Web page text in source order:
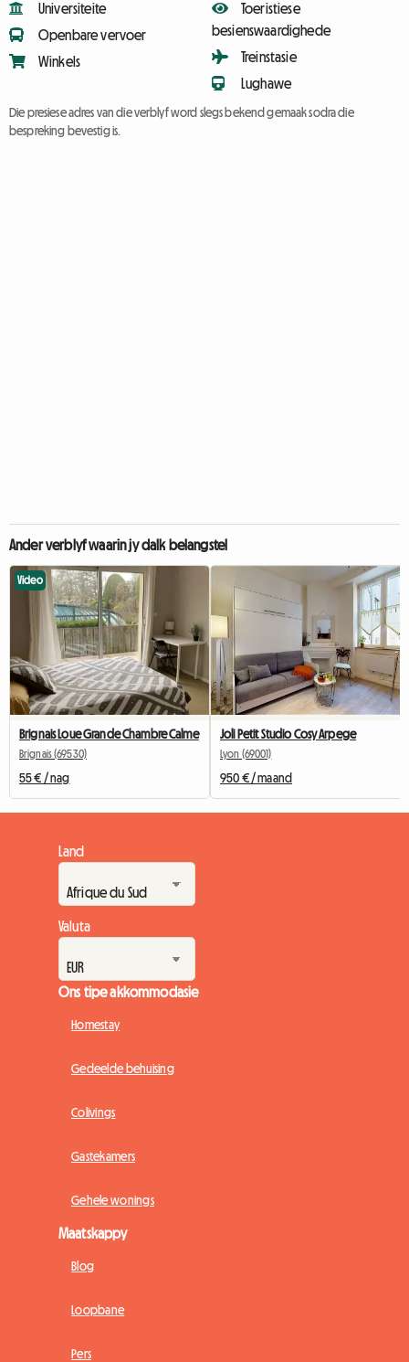
Universiteite
Openbare vervoer
Winkels
Toeristiese
besienswaardighede
Treinstasie
Lughawe
Die presiese adres van die verblyf word slegs bekend gemaak sodra die
bespreking bevestig is.
Ander verblyf waarin jy dalk belangstel
Video
Brignais Loue Grande Chambre Calme
Brignais (69530)
55 € / nag
Joli Petit Studio Cosy Arpege
Lyon (69001)
950 € / maand
Land
Valuta
Ons tipe akkommodasie
Homestay
Gedeelde behuising
Colivings
Gastekamers
Gehele wonings
Maatskappy
Blog
Loopbane
Pers